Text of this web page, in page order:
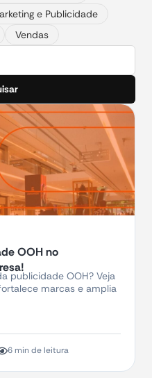
e Publicidade
Vendas
OOH no
publicidade OOH? Veja
marcas e amplia
6 min de leitura